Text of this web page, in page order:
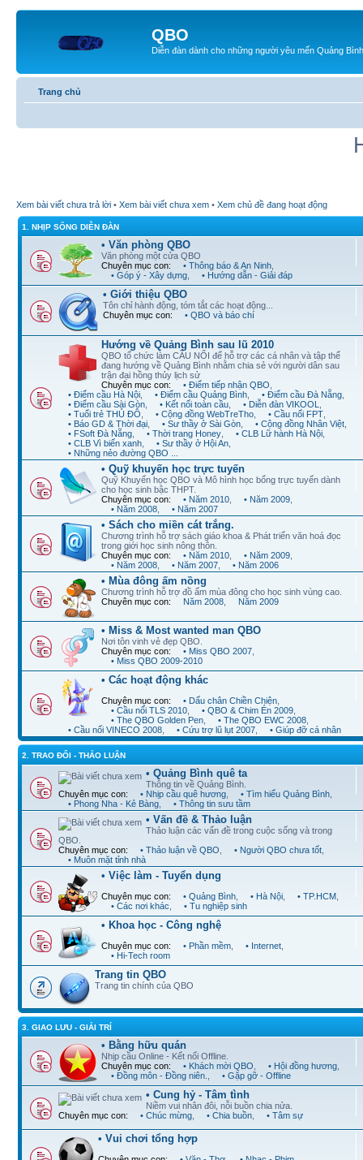
QBO
Diễn đàn dành cho những người yêu mến Quảng Bình
Trang chủ
Xem bài viết chưa trả lời • Xem bài viết chưa xem • Xem chủ đề đang hoạt động
1. NHỊP SỐNG DIỄN ĐÀN
• Văn phòng QBO
Văn phòng một cửa QBO
Chuyên mục con:
• Thông báo & An Ninh
• Góp ý - Xây dựng
• Hướng dẫn - Giải đáp
• Giới thiệu QBO
Tôn chỉ hành động, tóm tắt các hoạt động...
Chuyên mục con:
• QBO và báo chí
Hướng về Quảng Bình sau lũ 2010
QBO tổ chức làm CẦU NỐI để hỗ trợ các cá nhân và tập thể
đang hướng về Quảng Bình nhằm chia sẻ với người dân sau
trận đại hồng thủy lịch sử
Chuyên mục con:
• Điểm tiếp nhận QBO
• Điểm cầu Hà Nội
• Điểm cầu Quảng Bình • Điểm cầu Đà Nẵng
• Điểm cầu Sài Gòn
• Kết nối toàn cầu • Diễn đàn VIKOOL
• Tuổi trẻ THỦ ĐÔ
• Cộng đồng WebTreTho • Cầu nối FPT
• Báo GD & Thời đại
• Sư thầy ở Sài Gòn • Cộng đồng Nhân Việt
• FSoft Đà Nẵng
• Thời trang Honey • CLB Lữ hành Hà Nội
• CLB Vì biển xanh
• Sư thầy ở Hội An
• Những nẻo đường QBO ...
• Quỹ khuyến học trực tuyến
Quỹ Khuyến học QBO và Mô hình học bổng trực tuyến dành
cho học sinh bậc THPT.
Chuyên mục con:
• Năm 2010 • Năm 2009
• Năm 2008
• Năm 2007
• Sách cho miền cát trắng.
Chương trình hỗ trợ sách giáo khoa & Phát triển văn hoá đọc
trong giới học sinh nông thôn.
Chuyên mục con:
• Năm 2010 • Năm 2009
• Năm 2008
• Năm 2007 • Năm 2006
• Mùa đông ấm nồng
Chương trình hỗ trợ đồ ấm mùa đông cho học sinh vùng cao.
Chuyên mục con:
Năm 2008 Năm 2009
• Miss & Most wanted man QBO
Nơi tôn vinh vẻ đẹp QBO.
Chuyên mục con:
• Miss QBO 2007
• Miss QBO 2009-2010
• Các hoạt động khác
Chuyên mục con: • Dấu chân Chiền Chiện
• Cầu nối TLS 2010
• QBO & Chim Én 2009
• The QBO Golden Pen
• The QBO EWC 2008
• Cầu nối VINECO 2008
• Cứu trợ lũ lụt 2007 • Giúp đỡ cá nhân
2. TRAO ĐỔI - THẢO LUẬN
• Quảng Bình quê ta
Thông tin về Quảng Bình.
Chuyên mục con:
• Nhịp cầu quê hương • Tìm hiểu Quảng Bình
• Phong Nha - Kẻ Bàng
• Thông tin sưu tầm
• Vấn đề & Thảo luận
Thảo luận các vấn đề trong cuộc sống và trong
QBO.
Chuyên mục con:
• Thảo luận về QBO • Người QBO chưa tốt
• Muôn mặt tỉnh nhà
• Việc làm - Tuyển dụng
Chuyên mục con: • Quảng Bình • Hà Nội • TP.HCM
• Các nơi khác
• Tu nghiệp sinh
• Khoa học - Công nghệ
Chuyên mục con: • Phần mềm • Internet
• Hi-Tech room
Trang tin QBO
Trang tin chính của QBO
3. GIAO LƯU - GIẢI TRÍ
• Bằng hữu quán
Nhịp cầu Online - Kết nối Offline.
Chuyên mục con:
• Khách mời QBO • Hội đồng hương
• Đồng môn - Đồng niên.
• Gặp gỡ - Offline
• Cung hỷ - Tâm tình
Niềm vui nhân đôi, nỗi buồn chia nửa.
Chuyên mục con:
• Chúc mừng • Chia buồn • Tâm sự
• Vui chơi tổng hợp